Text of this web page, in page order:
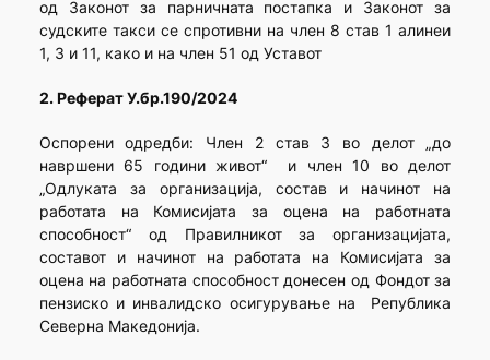
од Законот за парничната постапка и Законот за
судските такси се спротивни на член 8 став 1 алинеи
1, 3 и 11, како и на член 51 од Уставот
2. Реферат У.бр.190/2024
Оспорени одредби: Член 2 став 3 во делот „до
навршени 65 години живот“ и член 10 во делот
„Одлуката за организација, состав и начинот на
работата на Комисијата за оцена на работната
способност“ од Правилникот за организацијата,
составот и начинот на работата на Комисијата за
оцена на работната способност донесен од Фондот за
пензиско и инвалидско осигурување на Република
Северна Македонија.